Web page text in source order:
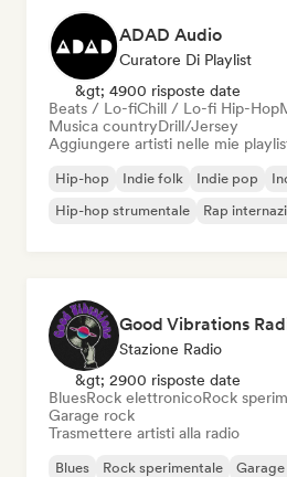
ADAD Audio
Curatore Di Playlist
&gt; 4900 risposte date
Beats / Lo-fiChill / Lo-fi Hip-Hop
Musica countryDrill/Jersey
Aggiungere artisti nelle mie
Hip-hop Indie folk Indie pop
Hip-hop strumentale
Rap
Good Vibrations
Stazione Radio
&gt; 2900 risposte date
BluesRock elettronicoRock
Garage rock
Trasmettere artisti alla radio
Blues Rock sperimentale